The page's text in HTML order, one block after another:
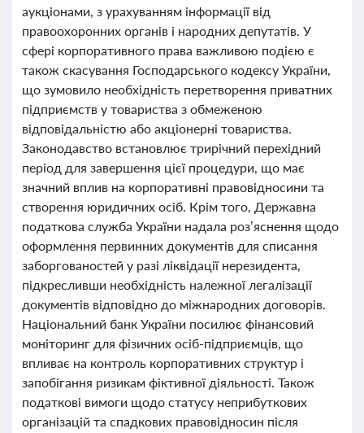
аукціонами, з урахуванням інформації від
правоохоронних органів і народних депутатів. У
сфері корпоративного права важливою подією є
також скасування Господарського кодексу України,
що зумовило необхідність перетворення приватних
підприємств у товариства з обмеженою
відповідальністю або акціонерні товариства.
Законодавство встановлює трирічний перехідний
період для завершення цієї процедури, що має
значний вплив на корпоративні правовідносини та
створення юридичних осіб. Крім того, Державна
податкова служба України надала роз’яснення щодо
оформлення первинних документів для списання
заборгованостей у разі ліквідації нерезидента,
підкресливши необхідність належної легалізації
документів відповідно до міжнародних договорів.
Національний банк України посилює фінансовий
моніторинг для фізичних осіб-підприємців, що
впливає на контроль корпоративних структур і
запобігання ризикам фіктивної діяльності. Також
податкові вимоги щодо статусу неприбуткових
організацій та спадкових правовідносин після